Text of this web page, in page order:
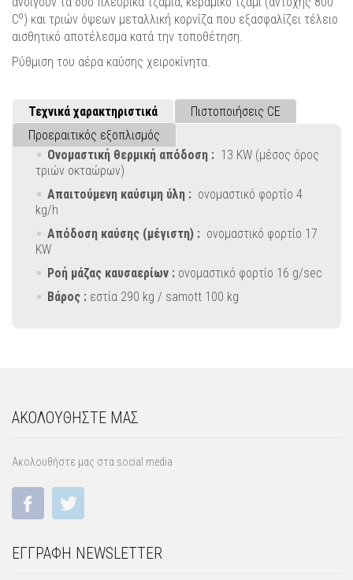
Cο) και τριών όψεων μεταλλική κορνίζα που εξασφαλίζει τέλειο
αισθητικό αποτέλεσμα κατά την τοποθέτηση.
Ρύθμιση του αέρα καύσης χειροκίνητα.
Τεχνικά χαρακτηριστικά
Πιστοποιήσεις CE
Προεραιτικός εξοπλισμός
Ονομαστική θερμική απόδοση : 13 KW (μέσος όρος
τριών οκταώρων)
Απαιτούμενη καύσιμη ύλη : ονομαστικό φορτίο 4
kg/h
Απόδοση καύσης (μέγιστη) : ονομαστικό φορτίο 17
KW
Ροή μάζας καυσαερίων : ονομαστικό φορτίο 16 g/sec
Βάρος : εστία 290 kg / samott 100 kg
ΑΚΟΛΟΥΘΗΣΤΕ ΜΑΣ
Ακολουθήστε μας στα social media
ΕΓΓΡΑΦΗ NEWSLETTER